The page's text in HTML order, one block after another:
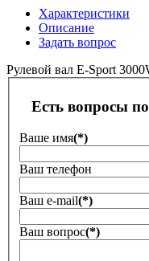
Характеристики
Описание
Задать вопрос
Рулевой вал E-Sport
Есть вопросы
Ваше имя(*)
Ваш телефон
Ваш е-mail(*)
Ваш вопрос(*)